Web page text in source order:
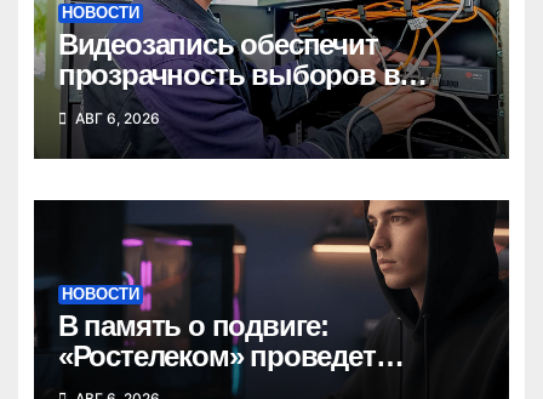
НОВОСТИ
Видеозапись обеспечит
прозрачность выборов в
Госдуму в Новосибирской
области
АВГ 6, 2026
НОВОСТИ
В память о подвиге:
«Ростелеком» проведет
кибертурнир «Битва за